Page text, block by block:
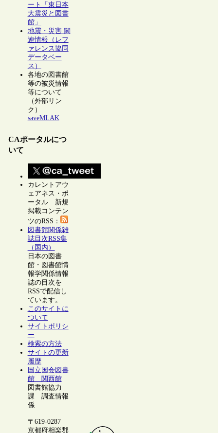
ート「東日本
大震災と図書
館」
地震・災害 関
連情報（レフ
ァレンス協同
データベー
ス）
各地の図書館
等の被災情報
等について
（外部リン
ク）
saveMLAK
CAポータルにつ
いて
カレントアウ
ェアネス・ポ
ータル 新規
掲載コンテン
ツのRSS：
図書館関係雑
誌目次RSS集
（国内）
日本の図書
館・図書館情
報学関係情報
誌の目次を
RSSで配信し
ています。
このサイトに
ついて
サイトポリシ
ー
検索の方法
サイトの更新
履歴
国立国会図書
館 関西館
図書館協力
課 調査情報
係
〒619-0287
京都府相楽郡